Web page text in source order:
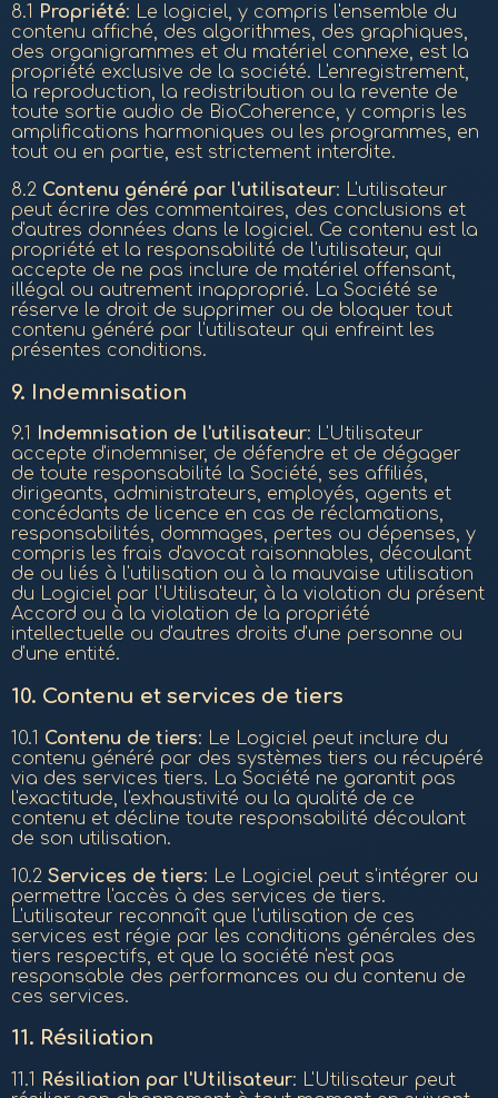
8.1 Propriété: Le logiciel, y compris l'ensemble du
contenu affiché, des algorithmes, des graphiques,
des organigrammes et du matériel connexe, est la
propriété exclusive de la société. L'enregistrement,
la reproduction, la redistribution ou la revente de
toute sortie audio de BioCoherence, y compris les
amplifications harmoniques ou les programmes, en
tout ou en partie, est strictement interdite.
8.2 Contenu généré par l'utilisateur: L'utilisateur
peut écrire des commentaires, des conclusions et
d'autres données dans le logiciel. Ce contenu est la
propriété et la responsabilité de l'utilisateur, qui
accepte de ne pas inclure de matériel offensant,
illégal ou autrement inapproprié. La Société se
réserve le droit de supprimer ou de bloquer tout
contenu généré par l'utilisateur qui enfreint les
présentes conditions.
9. Indemnisation
9.1 Indemnisation de l'utilisateur: L'Utilisateur
accepte d'indemniser, de défendre et de dégager
de toute responsabilité la Société, ses affiliés,
dirigeants, administrateurs, employés, agents et
concédants de licence en cas de réclamations,
responsabilités, dommages, pertes ou dépenses, y
compris les frais d'avocat raisonnables, découlant
de ou liés à l'utilisation ou à la mauvaise utilisation
du Logiciel par l'Utilisateur, à la violation du présent
Accord ou à la violation de la propriété
intellectuelle ou d'autres droits d'une personne ou
d'une entité.
10. Contenu et services de tiers
10.1 Contenu de tiers: Le Logiciel peut inclure du
contenu généré par des systèmes tiers ou récupéré
via des services tiers. La Société ne garantit pas
l'exactitude, l'exhaustivité ou la qualité de ce
contenu et décline toute responsabilité découlant
de son utilisation.
10.2 Services de tiers: Le Logiciel peut s'intégrer ou
permettre l'accès à des services de tiers.
L'utilisateur reconnaît que l'utilisation de ces
services est régie par les conditions générales des
tiers respectifs, et que la société n'est pas
responsable des performances ou du contenu de
ces services.
11. Résiliation
11.1 Résiliation par l'Utilisateur: L'Utilisateur peut